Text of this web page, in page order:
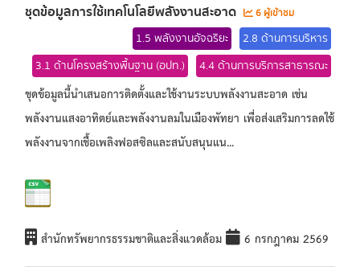
ชุดข้อมูลการใช้เทคโนโลยีพลังงานสะอาด 6 ผู้เข้าชม
1.5 พลังงานอัจฉริยะ
2.8 ด้านการบริหาร
3.1 ด้านโครงสร้างพื้นฐาน (อปท.)
4.4 ด้านการบริการสาธารณะ
ชุดข้อมูลนี้นำเสนอการติดตั้งและใช้งานระบบพลังงานสะอาด เช่น
พลังงานแสงอาทิตย์และพลังงานลมในเมืองพัทยา เพื่อส่งเสริมการลดใช้
พลังงานจากเชื้อเพลิงฟอสซิลและสนับสนุนแน...
สำนักทรัพยากรธรรมชาติและสิ่งแวดล้อม 6 กรกฎาคม 2569